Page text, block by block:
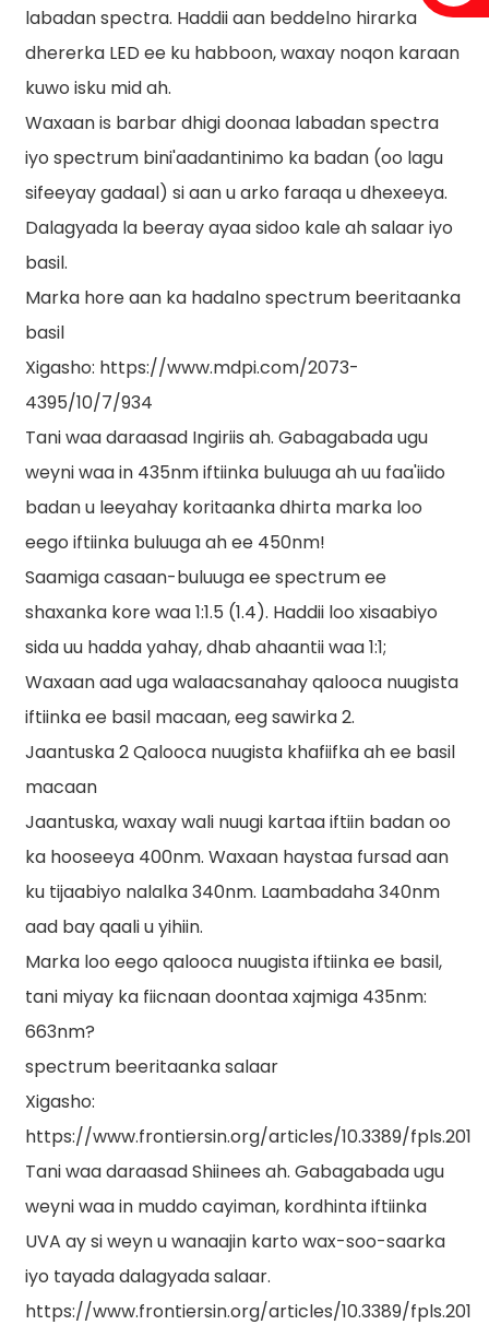
labadan spectra. Haddii aan beddelno hirarka
dhererka LED ee ku habboon, waxay noqon karaan
kuwo isku mid ah.
Waxaan is barbar dhigi doonaa labadan spectra
iyo spectrum bini'aadantinimo ka badan (oo lagu
sifeeyay gadaal) si aan u arko faraqa u dhexeeya.
Dalagyada la beeray ayaa sidoo kale ah salaar iyo
basil.
Marka hore aan ka hadalno spectrum beeritaanka
basil
Xigasho: https://www.mdpi.com/2073-
4395/10/7/934
Tani waa daraasad Ingiriis ah. Gabagabada ugu
weyni waa in 435nm iftiinka buluuga ah uu faa'iido
badan u leeyahay koritaanka dhirta marka loo
eego iftiinka buluuga ah ee 450nm!
Saamiga casaan-buluuga ee spectrum ee
shaxanka kore waa 1:1.5 (1.4). Haddii loo xisaabiyo
sida uu hadda yahay, dhab ahaantii waa 1:1;
Waxaan aad uga walaacsanahay qalooca nuugista
iftiinka ee basil macaan, eeg sawirka 2.
Jaantuska 2 Qalooca nuugista khafiifka ah ee basil
macaan
Jaantuska, waxay wali nuugi kartaa iftiin badan oo
ka hooseeya 400nm. Waxaan haystaa fursad aan
ku tijaabiyo nalalka 340nm. Laambadaha 340nm
aad bay qaali u yihiin.
Marka loo eego qalooca nuugista iftiinka ee basil,
tani miyay ka fiicnaan doontaa xajmiga 435nm:
663nm?
spectrum beeritaanka salaar
Xigasho:
https://www.frontiersin.org/articles/10.3389/
Tani waa daraasad Shiinees ah. Gabagabada ugu
weyni waa in muddo cayiman, kordhinta iftiinka
UVA ay si weyn u wanaajin karto wax-soo-saarka
iyo tayada dalagyada salaar.
https://www.frontiersin.org/articles/10.3389/